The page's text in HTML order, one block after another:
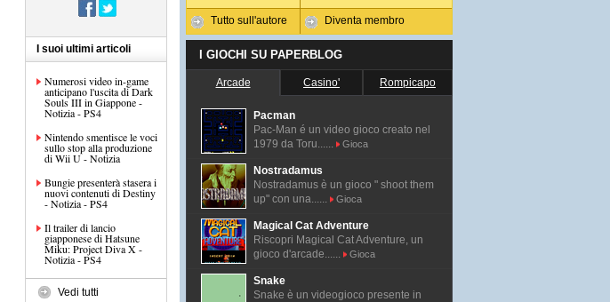
I suoi ultimi articoli
Numerosi video in-game
anticipano l'uscita di Dark
Souls III in Giappone -
Notizia - PS4
Nintendo smentisce le voci
sullo stop alla produzione
di Wii U - Notizia
Bungie presenterà stasera i
nuovi contenuti di Destiny
- Notizia - PS4
Il trailer di lancio
giapponese di Hatsune
Miku: Project Diva X -
Notizia - PS4
Vedi tutti
Tutto sull'autore Diventa membro
I GIOCHI SU PAPERBLOG
Arcade Casino' Rompicapo
Pacman
Pac-Man é un video gioco creato nel
1979 da Toru......
Gioca
Nostradamus
Nostradamus è un gioco " shoot them
up" con una......
Gioca
Magical Cat Adventure
Riscopri Magical Cat Adventure, un
gioco d'arcade......
Gioca
Snake
Snake è un videogioco presente in